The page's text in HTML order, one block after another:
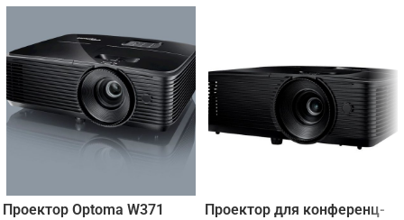
Проектор Optoma W371
Проектор для конференц-